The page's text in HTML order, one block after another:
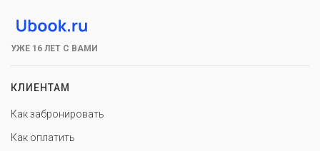
УЖЕ 16 ЛЕТ С ВАМИ
КЛИЕНТАМ
Как забронировать
Как оплатить